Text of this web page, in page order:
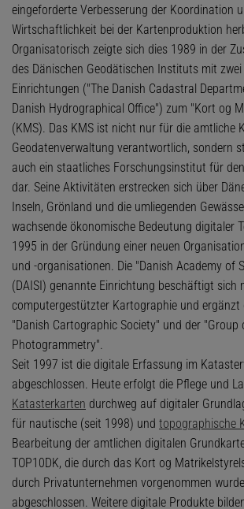
eingeforderte Verbesserung der Koordination
Wirtschaftlichkeit bei der Kartenproduktion
Organisatorisch zeigte sich dies 1989 in der
des Dänischen Geodätischen Instituts mit zwei
Einrichtungen ("The Danish Cadastral
Danish Hydrographical Office") zum "Kort og
(KMS). Das KMS ist nicht nur für die amtliche
Geodatenverwaltung verantwortlich, sondern
auch ein staatliches Forschungsinstitut für
dar. Seine Aktivitäten erstrecken sich über
Inseln, Grönland und die umliegenden
wachsende ökonomische Bedeutung digitaler
1995 in der Gründung einer neuen
und -organisationen. Die "Danish Academy of
(DAISI) genannte Einrichtung beschäftigt sich
computergestützter Kartographie und ergänzt
"Danish Cartographic Society" und der "Group
Photogrammetry".
Seit 1997 ist die digitale Erfassung im
abgeschlossen. Heute erfolgt die Pflege und
Katasterkarten durchweg auf digitaler
für nautische (seit 1998) und topographische
Bearbeitung der amtlichen digitalen
TOP10DK, die durch das Kort og
durch Privatunternehmen vorgenommen
abgeschlossen. Weitere digitale Produkte